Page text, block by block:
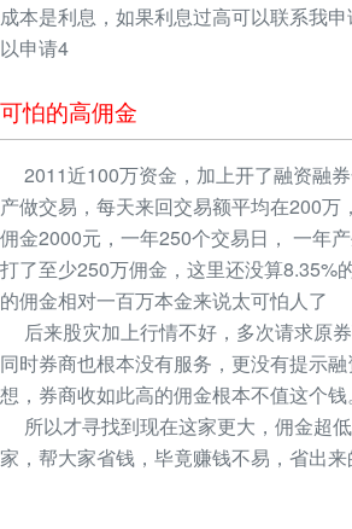
成本是利息，如果利息过高可以联系我
以申请4
可怕的高佣金
2011近100万资金，加上开了融资融
产做交易，每天来回交易额平均在200万
佣金2000元，一年250个交易日， 一年
打了至少250万佣金，这里还没算8.35%
的佣金相对一百万本金来说太可怕人了
后来股灾加上行情不好，多次请求原券
同时券商也根本没有服务，更没有提示
想，券商收如此高的佣金根本不值这个钱。
所以才寻找到现在这家更大，佣金超
家，帮大家省钱，毕竟赚钱不易，省出来